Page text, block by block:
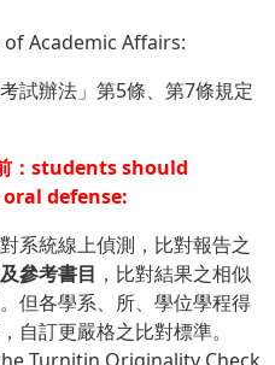
Academic Affairs:
試辦法」第5條、第7條規定
：students should
defense:
系統線上偵測，比對報告之
參考書目 ，比對結果之相似
。但各學系、所、學位學程得
自訂更嚴格之比對標準。